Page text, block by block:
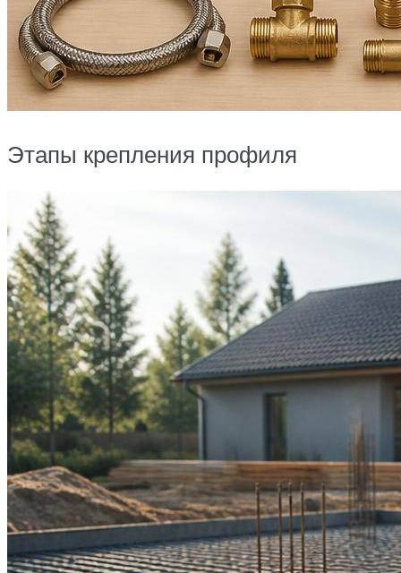
Этапы крепления профиля